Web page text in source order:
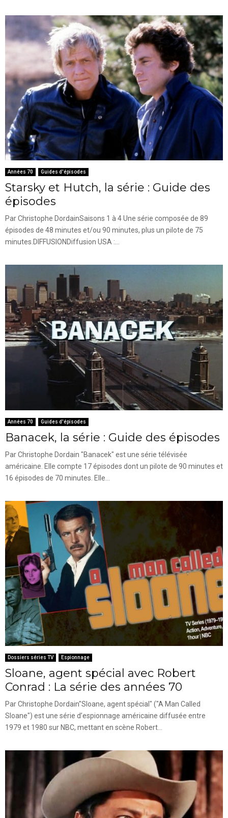
Années 70 Guides d'épisodes
Starsky et Hutch, la série : Guide des
épisodes
Par Christophe DordainSaisons 1 à 4 Une série composée de 89
épisodes de 48 minutes et/ou 90 minutes, plus un pilote de 75
minutes.DIFFUSIONDiffusion USA :...
Années 70 Guides d'épisodes
Banacek, la série : Guide des épisodes
Par Christophe Dordain "Banacek" est une série télévisée
américaine. Elle compte 17 épisodes dont un pilote de 90 minutes et
16 épisodes de 70 minutes. Elle...
Dossiers séries TV Espionnage
Sloane, agent spécial avec Robert
Conrad : La série des années 70
Par Christophe Dordain"Sloane, agent spécial" ("A Man Called
Sloane") est une série d’espionnage américaine diffusée entre
1979 et 1980 sur NBC, mettant en scène Robert...